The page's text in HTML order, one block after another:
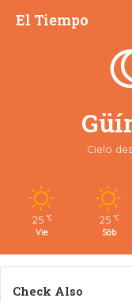
El Tiempo
Cielo
25 ℃
Vie
25 ℃
Sáb
Check Also